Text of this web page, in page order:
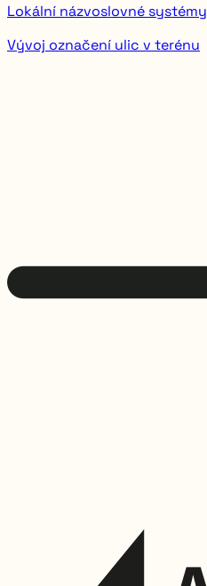
Lokální názvoslovné systémy
Vývoj označení ulic v terénu